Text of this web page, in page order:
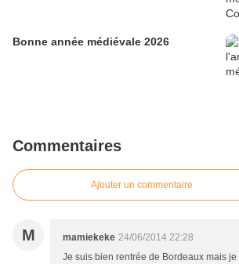
Bonne année médiévale 2026
Commentaires
Ajouter un commentaire
M mamiekeke 24/06/2014 22:28
Je suis bien rentrée de Bordeaux mais